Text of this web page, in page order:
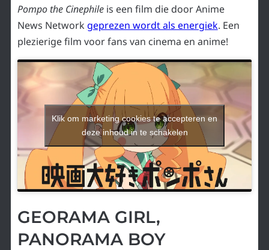
Pompo the Cinephileis een film die door Anime
News Network geprezen wordt als energiek. Een
plezierige film voor fans van cinema en anime!
Klik om marketing cookies te accepteren en
deze inhoud in te schakelen
GEORAMA GIRL,
PANORAMA BOY